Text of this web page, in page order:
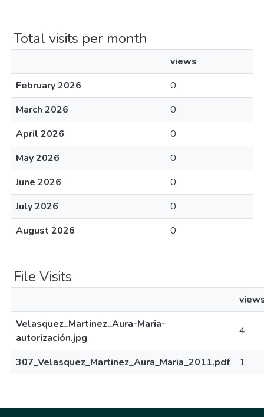
Total visits per month
views
February 2026
0
March 2026
0
April 2026
0
May 2026
0
June 2026
0
July 2026
0
August 2026
0
File Visits
Velasquez_Martinez_Aura-Maria-
autorización.jpg
4
307_Velasquez_Martinez_Aura_Maria_2011.pdf 1